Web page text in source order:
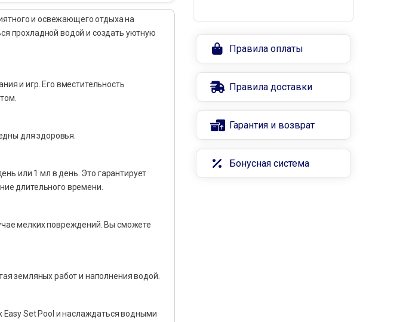
и освежающего отдыха на
прохладной водой и создать уютную
и игр. Его вместительность
для здоровья.
или 1 мл в день. Это гарантирует
длительного времени.
мелких повреждений. Вы сможете
земляных работ и наполнения водой.
Easy Set Pool и наслаждаться водными
Правила оплаты
Правила доставки
Гарантия и возврат
Бонусная система